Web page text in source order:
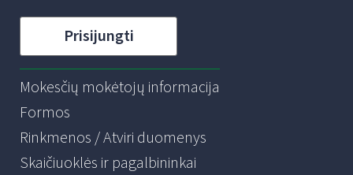
Prisijungti
Mokesčių mokėtojų informacija
Formos
Rinkmenos / Atviri duomenys
Skaičiuoklės ir pagalbininkai